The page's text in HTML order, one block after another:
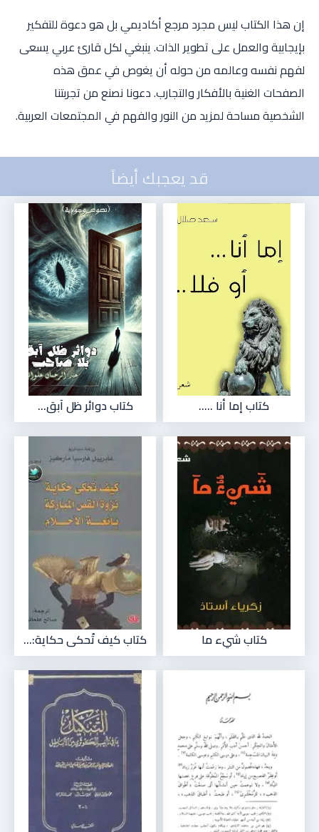
إن هذا الكتاب ليس مجرد مرجع أكاديمي بل هو دعوة للتفكير
بإيجابية والعمل على تطوير الذات. ينبغي لكل قارئ عربي يسعى
لفهم نفسه وعالمه من حوله أن يغوص في عمق هذه
الصفحات الغنية بالأفكار والتجارب. دعونا نصنع من تجربتنا
الشخصية مساحة لمزيد من النور والفهم في المجتمعات العربية.
قد يعجبك أيضاً
كتاب إما أنا ..... كتاب دوائر ظل آبق...
كتاب شيء ما كتاب كيف تُحكى حكاية:...